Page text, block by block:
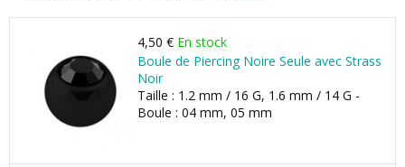
4,50 € En stock
Boule de Piercing Noire Seule avec Strass
Noir
Taille : 1.2 mm / 16 G, 1.6 mm / 14 G -
Boule : 04 mm, 05 mm